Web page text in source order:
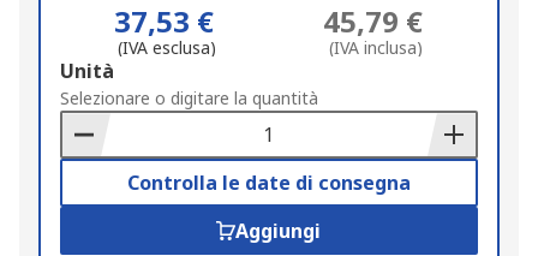
37,53 €
(IVA esclusa)
45,79 €
(IVA inclusa)
Add
to
Basket
Unità
Selezionare o digitare la quantità
Controlla le date di consegna
Aggiungi